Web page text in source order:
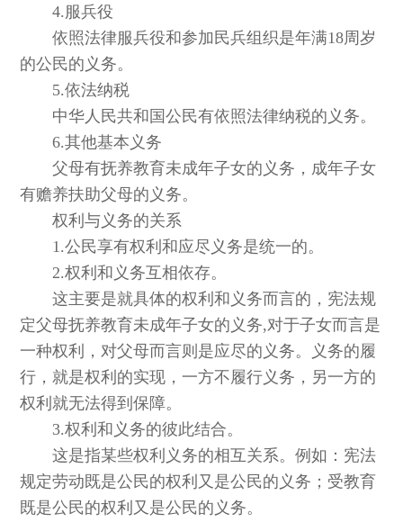
4.服兵役
依照法律服兵役和参加民兵组织是年满18周岁
的公民的义务。
5.依法纳税
中华人民共和国公民有依照法律纳税的义务。
6.其他基本义务
父母有抚养教育未成年子女的义务，成年子女
有赡养扶助父母的义务。
权利与义务的关系
1.公民享有权利和应尽义务是统一的。
2.权利和义务互相依存。
这主要是就具体的权利和义务而言的，宪法规
定父母抚养教育未成年子女的义务,对于子女而言是
一种权利，对父母而言则是应尽的义务。义务的履
行，就是权利的实现，一方不履行义务，另一方的
权利就无法得到保障。
3.权利和义务的彼此结合。
这是指某些权利义务的相互关系。例如：宪法
规定劳动既是公民的权利又是公民的义务；受教育
既是公民的权利又是公民的义务。